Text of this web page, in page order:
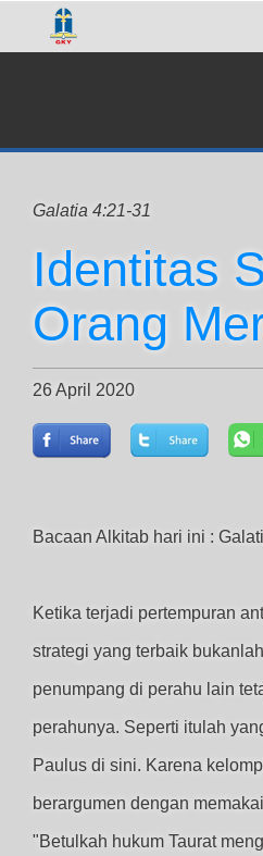
Galatia 4:21-31
Identitas
Orang
26 April 2020
Bacaan Alkitab hari ini :
Ketika terjadi pertempuran
strategi yang terbaik
penumpang di perahu lain
perahunya. Seperti itulah
Paulus di sini. Karena
berargumen dengan
"Betulkah hukum Taurat